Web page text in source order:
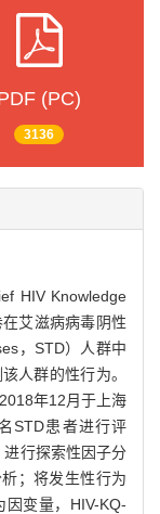
(PC)
3136
HIV Knowledge
艾滋病病毒阴性
，STD）人群中
人群的性行为。
年12月于上海
STD患者进行评
进行探索性因子分
；将发生性行为
变量，HIV-KQ-